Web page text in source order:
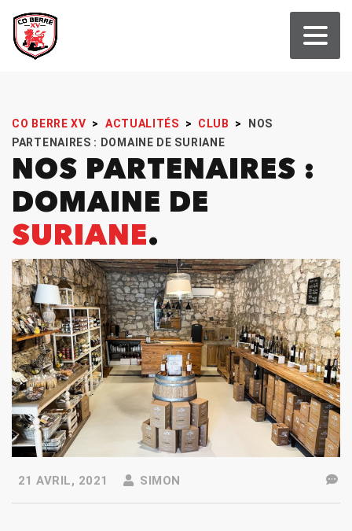
CO BERRE XV > ACTUALITÉS > CLUB >
NOS
PARTENAIRES : DOMAINE DE SURIANE
NOS PARTENAIRES :
DOMAINE DE
SURIANE
21 AVRIL, 2021 SIMON